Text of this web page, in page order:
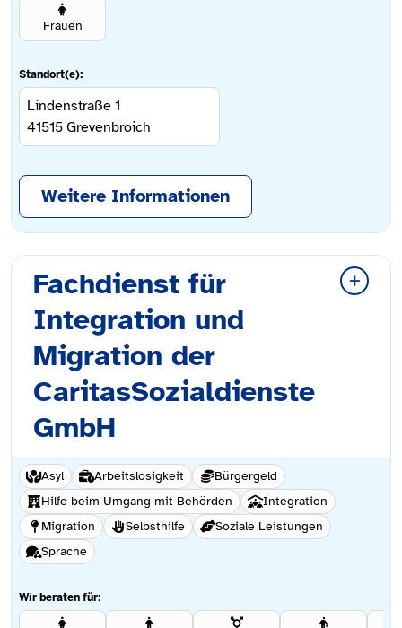
Frauen
Standort(e):
Lindenstraße 1
41515 Grevenbroich
Weitere Informationen
Fachdienst für
Integration und
Migration der
CaritasSozialdienste
GmbH
Asyl Arbeitslosigkeit
Bürgergeld
Hilfe beim Umgang mit Behörden
Integration
Migration
Selbsthilfe
Soziale Leistungen
Sprache
Wir beraten für: